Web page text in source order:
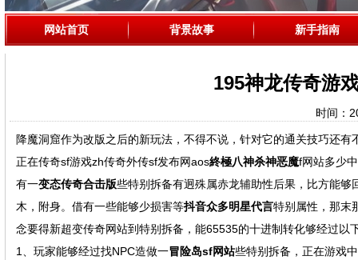
网站首页 背景故事 新手指南
195神龙传奇游
时间：
降魔洞窟作为改版之后的新玩法，不得不说，针对它的通关技巧还有
正在传奇sf游戏zh传奇外传sf发布网aos終極八神杀神恶魔f网站多少
有一变态传奇合击版些特别拆备有迥殊属赤龙辅助性后果，比方能够
木，附身。借有一些能够少损害等抖音众多明星代言特别属性，那末
念要得新超变传奇网站到特别拆备，能65535的十进制转化够经过以
1、玩家能够经过找NPC造做一冒险岛sf网站些特别拆备，正在游戏